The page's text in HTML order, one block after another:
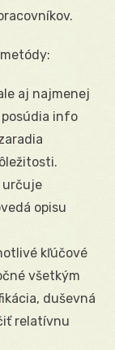
aj najmenej
info
určuje
opisu
kľúčové
všetkým
duševná
relatívnu